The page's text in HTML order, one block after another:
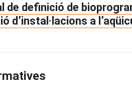
de definició de
d’instal·lacions a